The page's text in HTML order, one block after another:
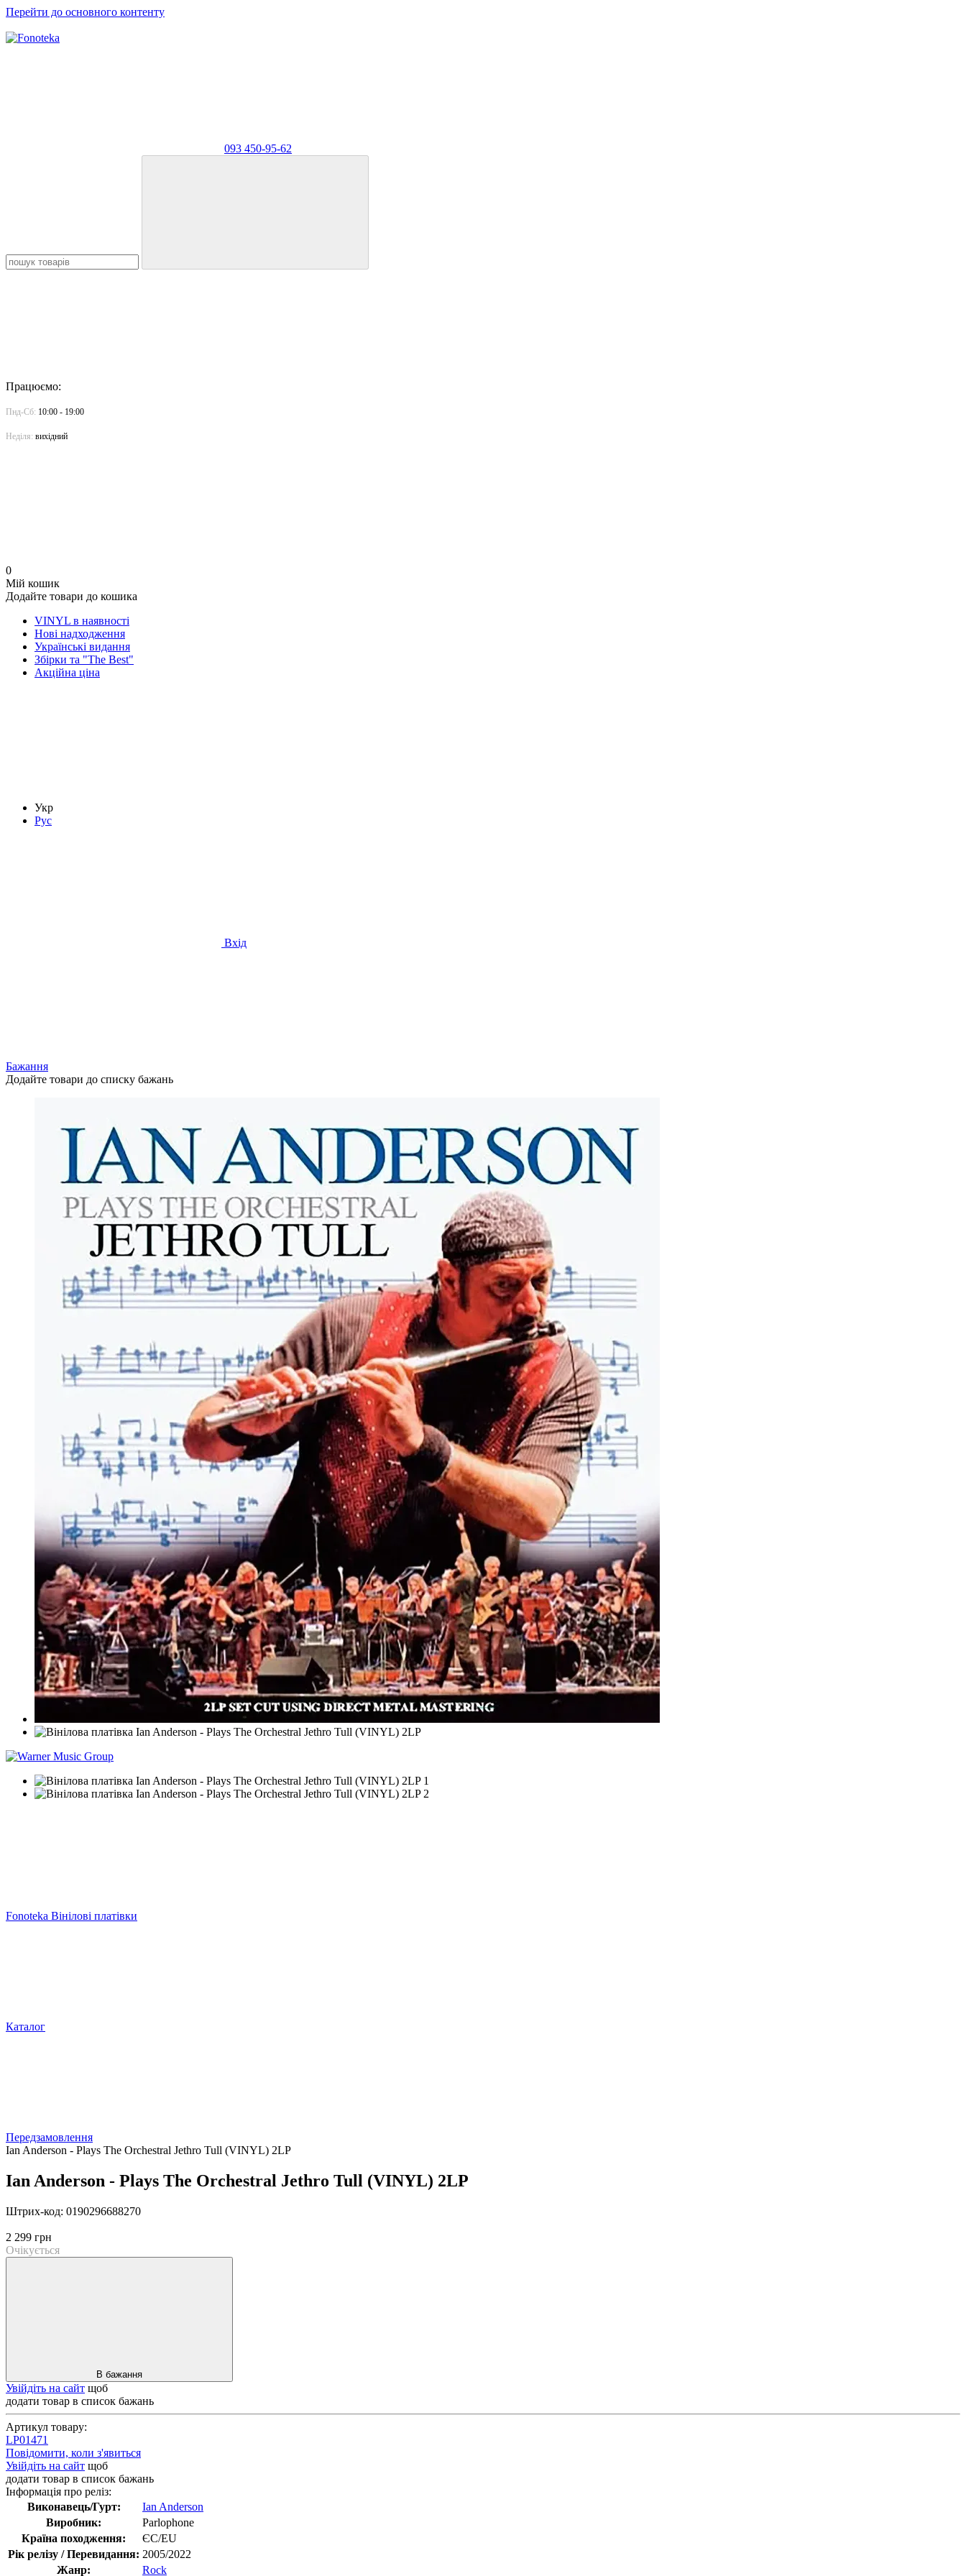
Перейти до основного контенту
093 450-95-62
Працюємо:
Пнд-Сб: 10:00 - 19:00
Неділя: вихідний
0
Мій кошик
Додайте товари до кошика
VINYL в наявності
Нові надходження
Українські видання
Збірки та "The Best"
Акційна ціна
Укр
Рус
Вхід
Бажання
Додайте товари до списку бажань
Fonoteka Вінілові платівки
Каталог
Передзамовлення
Ian Anderson - Plays The Orchestral Jethro Tull (VINYL) 2LP
Ian Anderson - Plays The Orchestral Jethro Tull (VINYL) 2LP
Штрих-код: 0190296688270
2 299 грн
Очікується
В бажання
Увійдіть на сайт щоб
додати товар в список бажань
Артикул товару:
LP01471
Повідомити, коли з'явиться
Увійдіть на сайт щоб
додати товар в список бажань
Інформація про реліз:
Виконавець/Гурт:
Ian Anderson
Виробник:
Parlophone
Країна походження:
ЄС/EU
Рік релізу / Перевидання: 2005/2022
Жанр:
Rock